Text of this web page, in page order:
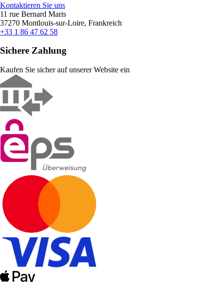
Kontaktieren Sie uns
11 rue Bernard Maris
37270 Montlouis-sur-Loire, Frankreich
+33 1 86 47 62 58
Sichere Zahlung
Kaufen Sie sicher auf unserer Website ein